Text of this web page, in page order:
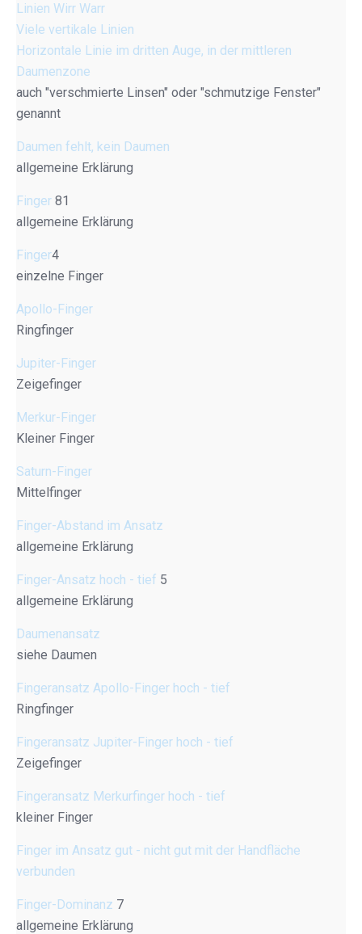
Linien Wirr Warr
Viele vertikale Linien
Horizontale Linie im dritten Auge, in der mittleren
Daumenzone
auch "verschmierte Linsen" oder "schmutzige Fenster"
genannt
Daumen fehlt, kein Daumen
allgemeine Erklärung
Finger 81
allgemeine Erklärung
Finger4
einzelne Finger
Apollo-Finger
Ringfinger
Jupiter-Finger
Zeigefinger
Merkur-Finger
Kleiner Finger
Saturn-Finger
Mittelfinger
Finger-Abstand im Ansatz
allgemeine Erklärung
Finger-Ansatz hoch - tief 5
allgemeine Erklärung
Daumenansatz
siehe Daumen
Fingeransatz Apollo-Finger hoch - tief
Ringfinger
Fingeransatz Jupiter-Finger hoch - tief
Zeigefinger
Fingeransatz Merkurfinger hoch - tief
kleiner Finger
Finger im Ansatz gut - nicht gut mit der Handfläche
verbunden
Finger-Dominanz 7
allgemeine Erklärung